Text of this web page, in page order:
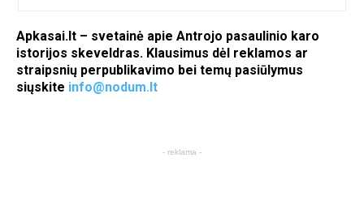
Apkasai.lt – svetainė apie Antrojo pasaulinio karo
istorijos skeveldras. Klausimus dėl reklamos ar
straipsnių perpublikavimo bei temų pasiūlymus
siųskite info@nodum.lt
- reklama -